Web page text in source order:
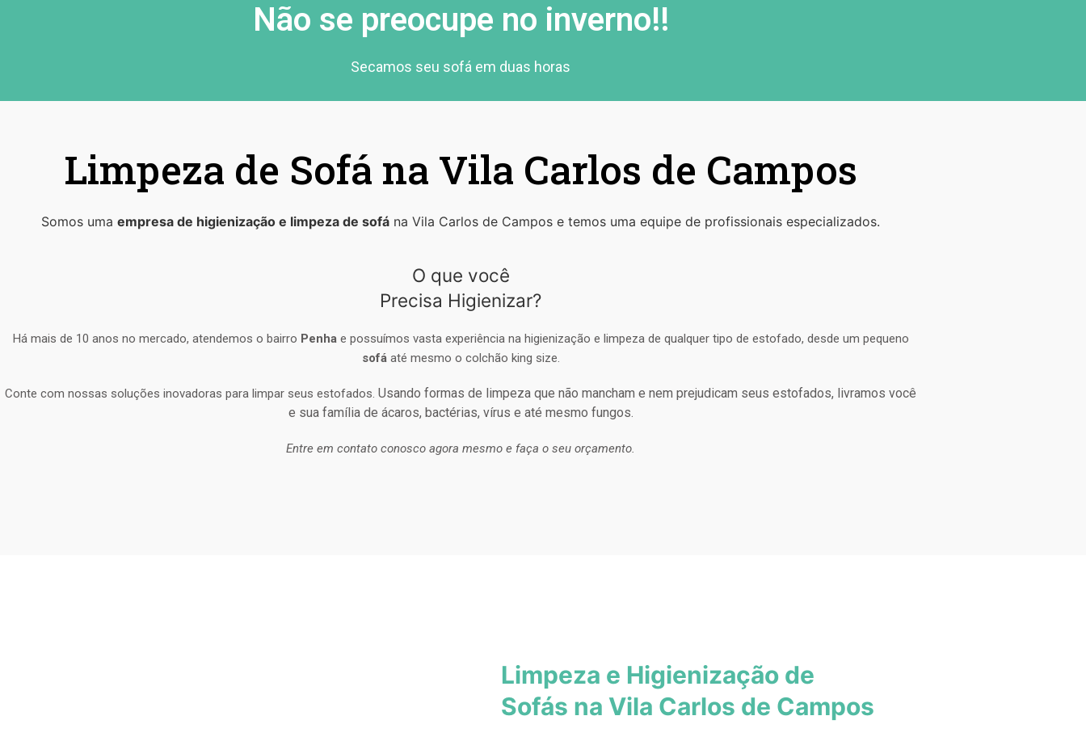
Não se preocupe no inverno!!
Secamos seu sofá em duas horas
Limpeza de Sofá na Vila Carlos de Campos
Somos uma empresa de higienização e limpeza de sofá na Vila Carlos de Campos e temos uma equipe de profissionais especializados.
O que você
Precisa Higienizar?
Há mais de 10 anos no mercado, atendemos o bairro Penhae possuímos vasta experiência na higienização e limpeza de qualquer tipo de estofado, desde um pequeno
sofáaté mesmo o colchão king size.
Conte com nossas soluções inovadoras para limpar seus estofados. Usando formas de limpeza que não mancham e nem prejudicam seus estofados, livramos você
e sua família de ácaros, bactérias, vírus e até mesmo fungos.
Entre em contato conosco agora mesmo e faça o seu orçamento.
Limpeza e Higienização de
Sofás na Vila Carlos de Campos